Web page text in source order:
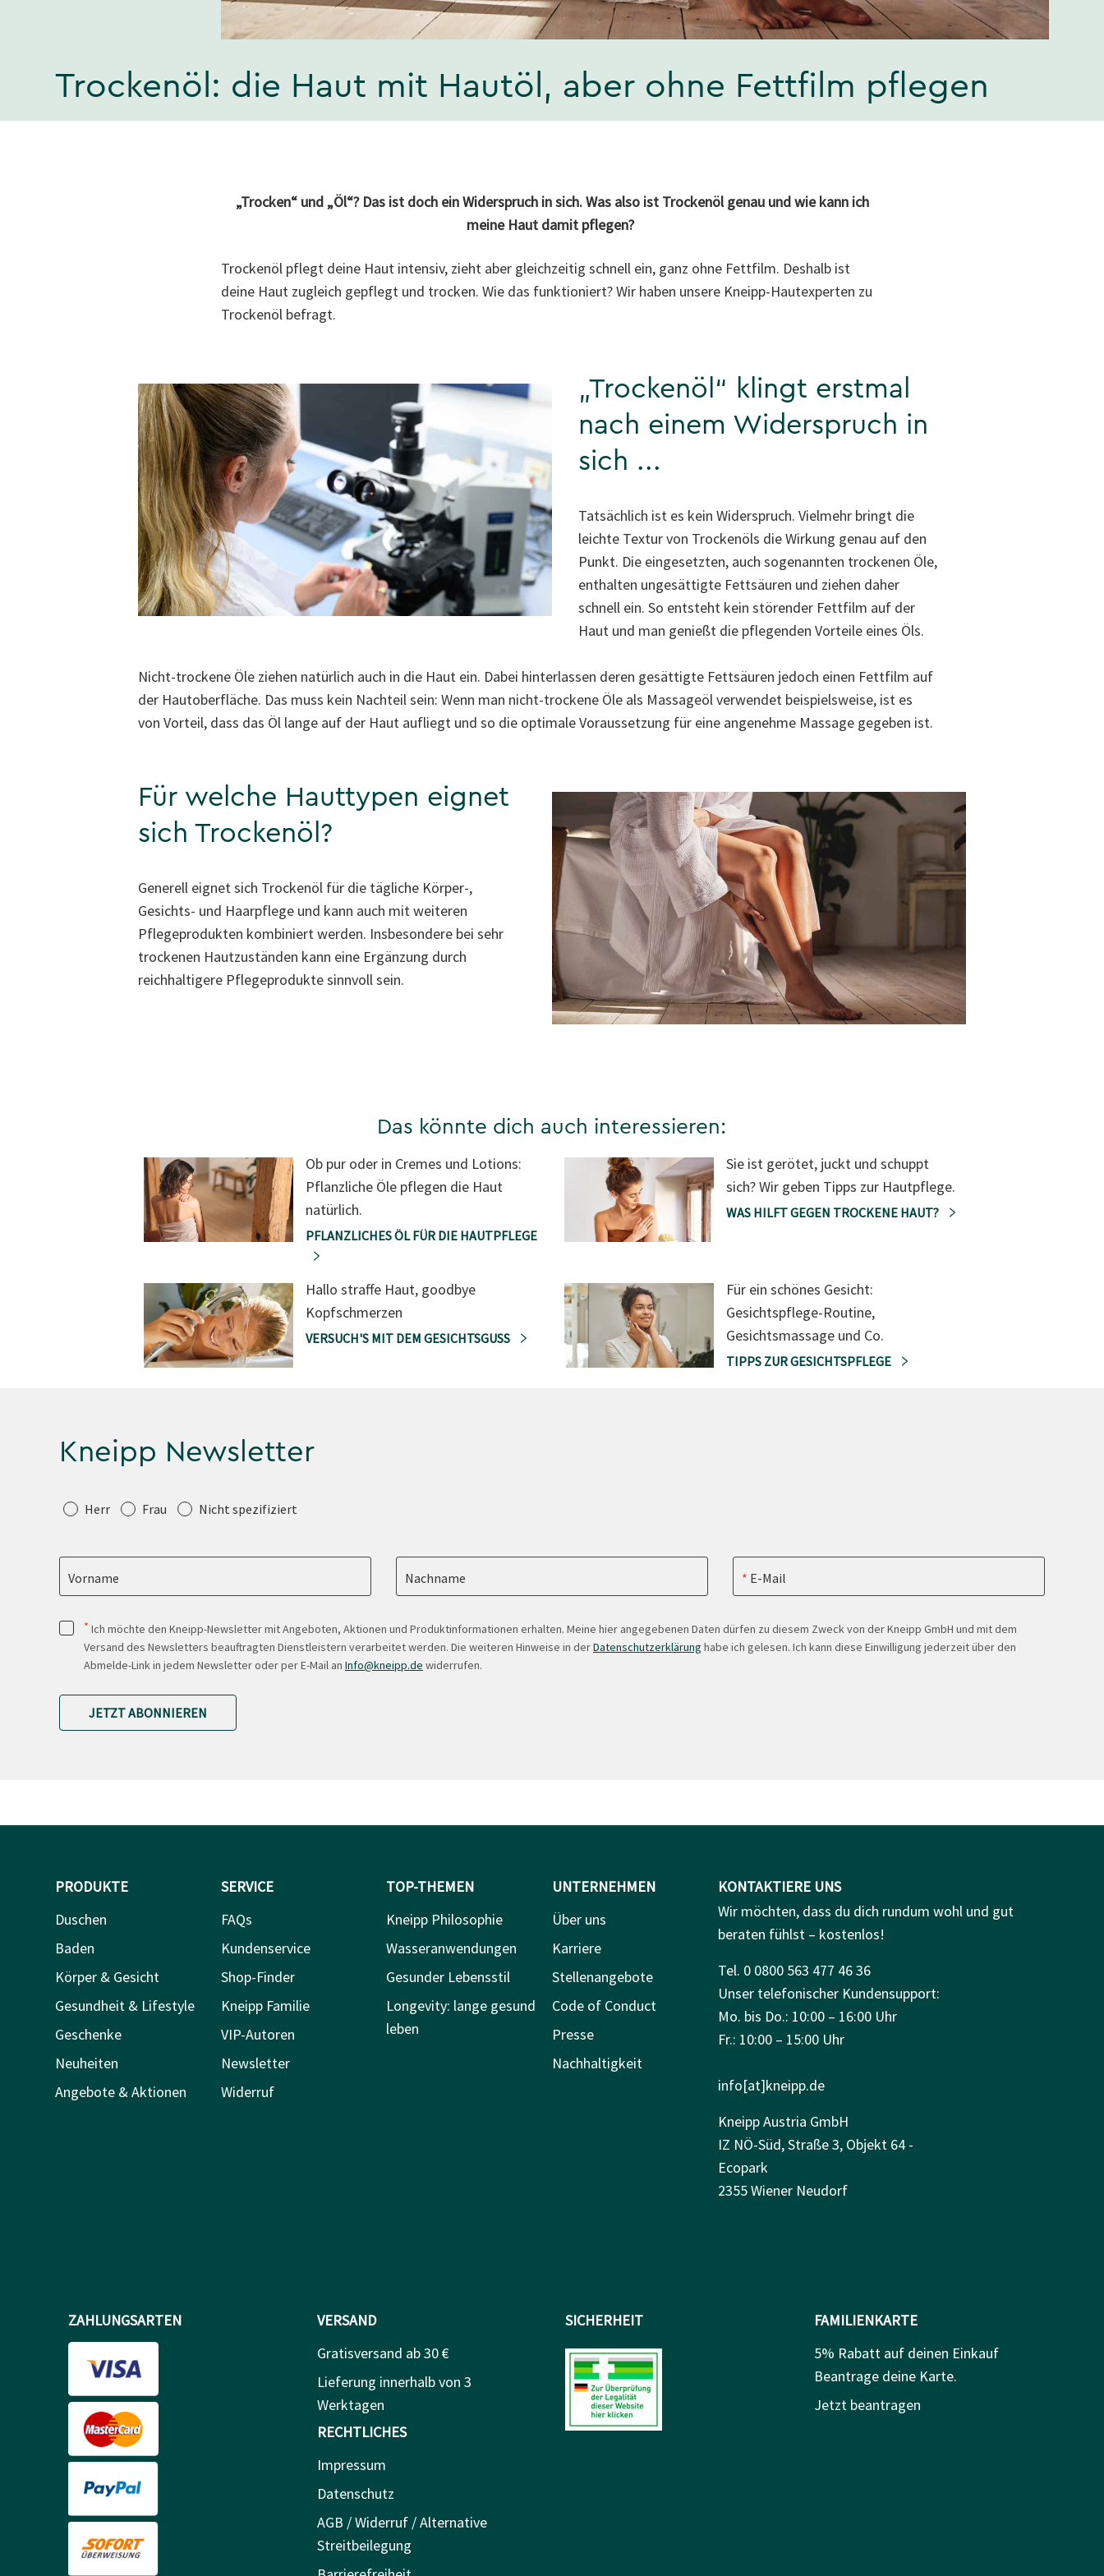
Trockenöl: die Haut mit Hautöl, aber ohne Fettfilm pflegen
„Trocken“ und „Öl“? Das ist doch ein Widerspruch in sich. Was also ist Trockenöl genau und wie kann ich
meine Haut damit pflegen?
Trockenöl pflegt deine Haut intensiv, zieht aber gleichzeitig schnell ein, ganz ohne Fettfilm. Deshalb ist
deine Haut zugleich gepflegt und trocken. Wie das funktioniert? Wir haben unsere Kneipp-Hautexperten zu
Trockenöl befragt.
„Trockenöl“ klingt erstmal
nach einem Widerspruch in
sich ...
Tatsächlich ist es kein Widerspruch. Vielmehr bringt die
leichte Textur von Trockenöls die Wirkung genau auf den
Punkt. Die eingesetzten, auch sogenannten trockenen Öle,
enthalten ungesättigte Fettsäuren und ziehen daher
schnell ein. So entsteht kein störender Fettfilm auf der
Haut und man genießt die pflegenden Vorteile eines Öls.
Nicht-trockene Öle ziehen natürlich auch in die Haut ein. Dabei hinterlassen deren gesättigte Fettsäuren jedoch einen Fettfilm auf
der Hautoberfläche. Das muss kein Nachteil sein: Wenn man nicht-trockene Öle als Massageöl verwendet beispielsweise, ist es
von Vorteil, dass das Öl lange auf der Haut aufliegt und so die optimale Voraussetzung für eine angenehme Massage gegeben ist.
Für welche Hauttypen eignet
sich Trockenöl?
Generell eignet sich Trockenöl für die tägliche Körper-,
Gesichts- und Haarpflege und kann auch mit weiteren
Pflegeprodukten kombiniert werden. Insbesondere bei sehr
trockenen Hautzuständen kann eine Ergänzung durch
reichhaltigere Pflegeprodukte sinnvoll sein.
Das könnte dich auch interessieren:
Ob pur oder in Cremes und Lotions:
Pflanzliche Öle pflegen die Haut
natürlich.
PFLANZLICHES ÖL FÜR DIE HAUTPFLEGE
Sie ist gerötet, juckt und schuppt
sich? Wir geben Tipps zur Hautpflege.
WAS HILFT GEGEN TROCKENE HAUT?
Hallo straffe Haut, goodbye
Kopfschmerzen
VERSUCH'S MIT DEM GESICHTSGUSS
Für ein schönes Gesicht:
Gesichtspflege-Routine,
Gesichtsmassage und Co.
TIPPS ZUR GESICHTSPFLEGE
Kneipp Newsletter
Anrede
Herr Frau Nicht spezifiziert
Vorname Nachname E-Mail
* Ich möchte den Kneipp-Newsletter mit Angeboten, Aktionen und Produktinformationen erhalten. Meine hier angegebenen Daten dürfen zu diesem Zweck von der Kneipp GmbH und mit dem
Versand des Newsletters beauftragten Dienstleistern verarbeitet werden. Die weiteren Hinweise in derDatenschutzerklärung habe ich gelesen. Ich kann diese Einwilligung jederzeit über den
Abmelde-Link in jedem Newsletter oder per E-Mail an Info@kneipp.de widerrufen.
JETZT ABONNIEREN
PRODUKTE
Duschen
Baden
Körper & Gesicht
Gesundheit & Lifestyle
Geschenke
Neuheiten
Angebote & Aktionen
SERVICE
FAQs
Kundenservice
Shop-Finder
Kneipp Familie
VIP-Autoren
Newsletter
Widerruf
TOP-THEMEN
Kneipp Philosophie
Wasseranwendungen
Gesunder Lebensstil
Longevity: lange gesund
leben
UNTERNEHMEN
Über uns
Karriere
Stellenangebote
Code of Conduct
Presse
Nachhaltigkeit
KONTAKTIERE UNS
Wir möchten, dass du dich rundum wohl und gut
beraten fühlst – kostenlos!
Tel. 0 0800 563 477 46 36
Unser telefonischer Kundensupport:
Mo. bis Do.: 10:00 – 16:00 Uhr
Fr.: 10:00 – 15:00 Uhr
info[at]kneipp.de
Kneipp Austria GmbH
IZ NÖ-Süd, Straße 3, Objekt 64 -
Ecopark
2355 Wiener Neudorf
ZAHLUNGSARTEN
VERSAND
Gratisversand ab 30 €
Lieferung innerhalb von 3
Werktagen
RECHTLICHES
Impressum
Datenschutz
AGB / Widerruf / Alternative
Streitbeilegung
SICHERHEIT
FAMILIENKARTE
5% Rabatt auf deinen Einkauf
Beantrage deine Karte.
Jetzt beantragen